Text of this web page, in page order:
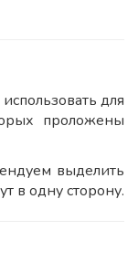
для
проложены
выделить
в одну сторону.